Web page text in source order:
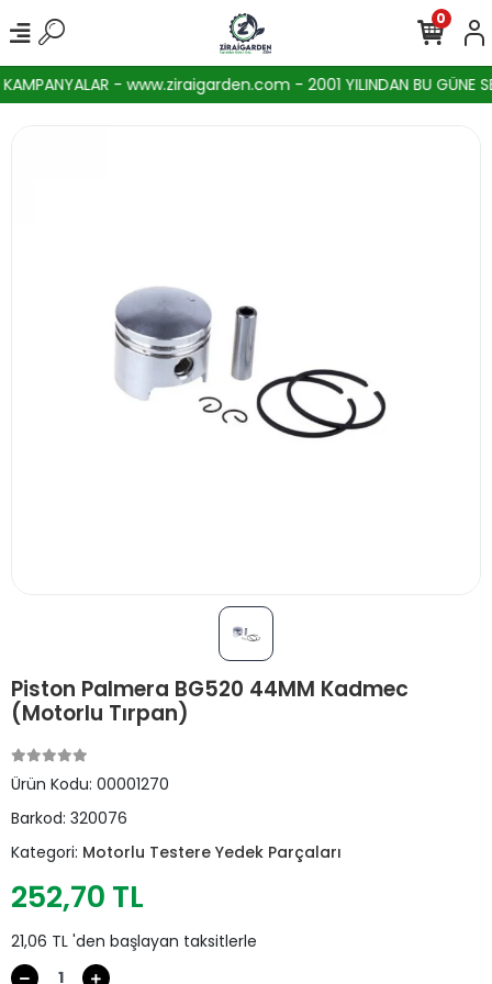
- www.ziraigarden.com - 2001 YILINDAN BU GÜNE
0
Piston Palmera BG520 44MM Kadmec
(Motorlu Tırpan)
Ürün Kodu: 00001270
Barkod: 320076
Kategori: Motorlu Testere Yedek Parçaları
252,70 TL
21,06 TL 'den başlayan taksitlerle